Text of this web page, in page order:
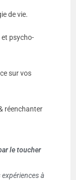
de vie.
psycho-
sur vos
réenchanter
le toucher
expériences à